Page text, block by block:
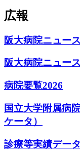
広報
阪大病院ニュー
阪大病院ニュー
病院要覧2026
国立大学附属病
ケータ）
診療等実績データ